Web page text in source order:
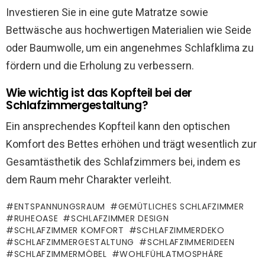
Investieren Sie in eine gute Matratze sowie
Bettwäsche aus hochwertigen Materialien wie Seide
oder Baumwolle, um ein angenehmes Schlafklima zu
fördern und die Erholung zu verbessern.
Wie wichtig ist das Kopfteil bei der
Schlafzimmergestaltung?
Ein ansprechendes Kopfteil kann den optischen
Komfort des Bettes erhöhen und trägt wesentlich zur
Gesamtästhetik des Schlafzimmers bei, indem es
dem Raum mehr Charakter verleiht.
ENTSPANNUNGSRAUM
GEMÜTLICHES SCHLAFZIMMER
RUHEOASE
SCHLAFZIMMER DESIGN
SCHLAFZIMMER KOMFORT
SCHLAFZIMMERDEKO
SCHLAFZIMMERGESTALTUNG
SCHLAFZIMMERIDEEN
SCHLAFZIMMERMÖBEL
WOHLFÜHLATMOSPHÄRE